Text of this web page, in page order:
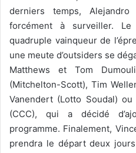
derniers temps, Alejandro
forcément à surveiller.
quadruple vainqueur de
une meute d’outsiders se
Matthews et Tom
(Mitchelton-Scott), Tim
Vanendert (Lotto Soudal)
(CCC), qui a décidé
programme. Finalement,
prendra le départ deux